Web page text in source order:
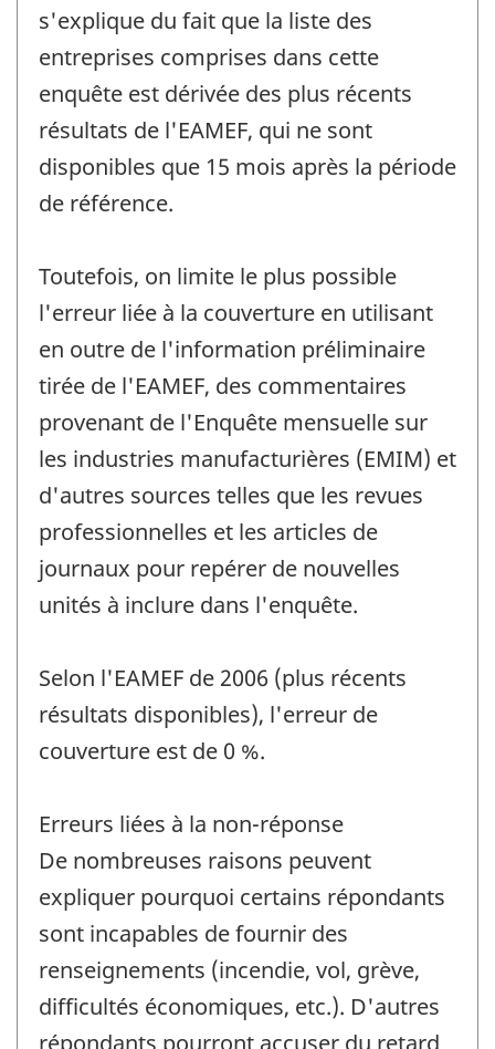
s'explique du fait que la liste des
entreprises comprises dans cette
enquête est dérivée des plus récents
résultats de l'EAMEF, qui ne sont
disponibles que 15 mois après la période
de référence.
Toutefois, on limite le plus possible
l'erreur liée à la couverture en utilisant
en outre de l'information préliminaire
tirée de l'EAMEF, des commentaires
provenant de l'Enquête mensuelle sur
les industries manufacturières (EMIM) et
d'autres sources telles que les revues
professionnelles et les articles de
journaux pour repérer de nouvelles
unités à inclure dans l'enquête.
Selon l'EAMEF de 2006 (plus récents
résultats disponibles), l'erreur de
couverture est de 0 %.
Erreurs liées à la non-réponse
De nombreuses raisons peuvent
expliquer pourquoi certains répondants
sont incapables de fournir des
renseignements (incendie, vol, grève,
difficultés économiques, etc.). D'autres
répondants pourront accuser du retard